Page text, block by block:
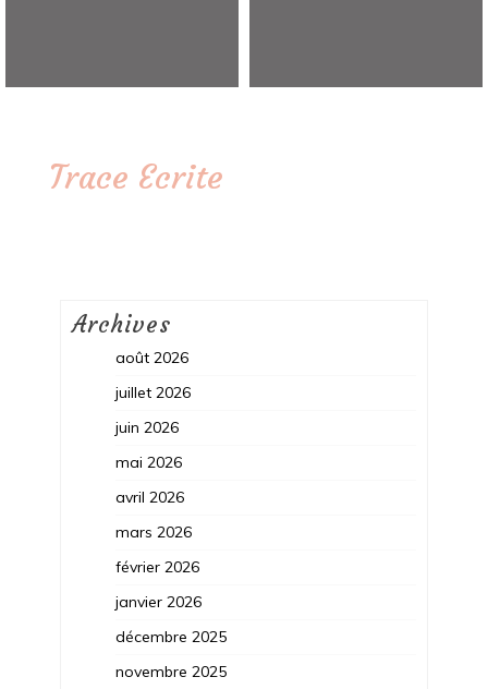
Trace Ecrite
Archives
août 2026
juillet 2026
juin 2026
mai 2026
avril 2026
mars 2026
février 2026
janvier 2026
décembre 2025
novembre 2025